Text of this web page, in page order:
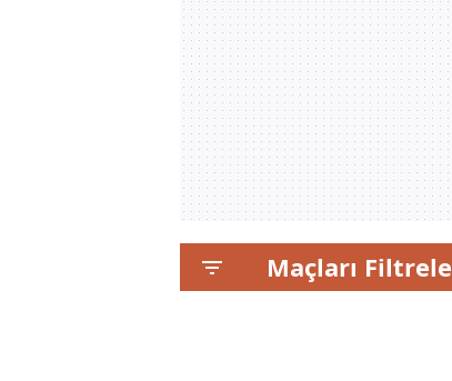
Maçları Filtrele